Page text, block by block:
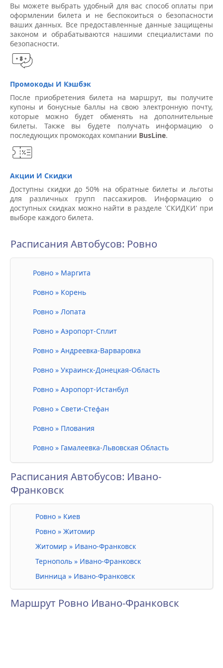
Вы можете выбрать удобный для вас способ оплаты при
оформлении билета и не беспокоиться о безопасности
ваших данных. Все предоставленные данные защищены
законом и обрабатываются нашими специалистами по
безопасности.
Промокоды И Кэшбэк
После приобретения билета на маршрут, вы получите
купоны и бонусные баллы на свою электронную почту,
которые можно будет обменять на дополнительные
билеты. Также вы будете получать информацию о
последующих промокодах компании BusLine.
Акции И Скидки
Доступны скидки до 50% на обратные билеты и льготы
для различных групп пассажиров. Информацию о
доступных скидках можно найти в разделе 'СКИДКИ' при
выборе каждого билета.
Расписания Автобусов: Ровно
Ровно » Маргита
Ровно » Корень
Ровно » Лопата
Ровно » Аэропорт-Сплит
Ровно » Андреевка-Варваровка
Ровно » Украинск-Донецкая-Область
Ровно » Аэропорт-Истанбул
Ровно » Свети-Стефан
Ровно » Плования
Ровно » Гамалеевка-Львовская Область
Расписания Автобусов: Ивано-
Франковск
Ровно » Киев
Ровно » Житомир
Житомир » Ивано-Франковск
Тернополь » Ивано-Франковск
Винница » Ивано-Франковск
Маршрут Ровно Ивано-Франковск